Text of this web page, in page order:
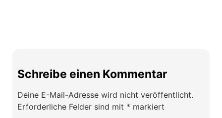
Schreibe einen Kommentar
Deine E-Mail-Adresse wird nicht veröffentlicht.
Erforderliche Felder sind mit * markiert